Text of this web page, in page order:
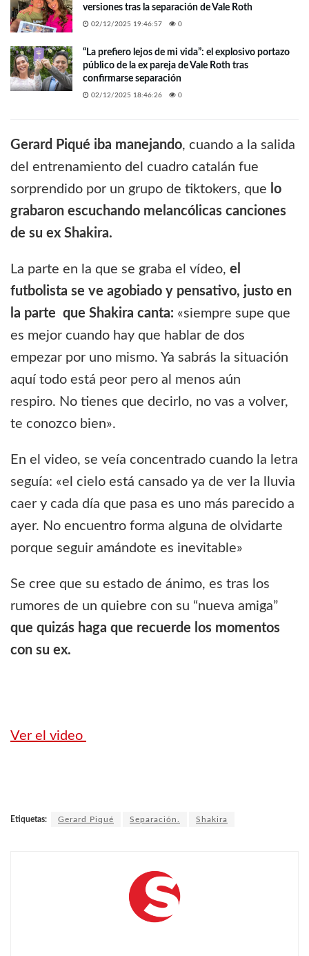
versiones tras la separación de Vale Roth
02/12/2025 19:46:57 0
“La prefiero lejos de mi vida”: el explosivo portazo
público de la ex pareja de Vale Roth tras
confirmarse separación
02/12/2025 18:46:26 0
Gerard Piqué iba manejando, cuando a la salida
del entrenamiento del cuadro catalán fue
sorprendido por un grupo de tiktokers, que lo
grabaron escuchando melancólicas canciones
de su ex Shakira.
La parte en la que se graba el vídeo, el
futbolista se ve agobiado y pensativo, justo en
la parte que Shakira canta: «siempre supe que
es mejor cuando hay que hablar de dos
empezar por uno mismo. Ya sabrás la situación
aquí todo está peor pero al menos aún
respiro. No tienes que decirlo, no vas a volver,
te conozco bien».
En el video, se veía concentrado cuando la letra
seguía: «el cielo está cansado ya de ver la lluvia
caer y cada día que pasa es uno más parecido a
ayer. No encuentro forma alguna de olvidarte
porque seguir amándote es inevitable»
Se cree que su estado de ánimo, es tras los
rumores de un quiebre con su “nueva amiga”
que quizás haga que recuerde los momentos
con su ex.
Ver el video
Etiquetas: Gerard Piqué Separación. Shakira